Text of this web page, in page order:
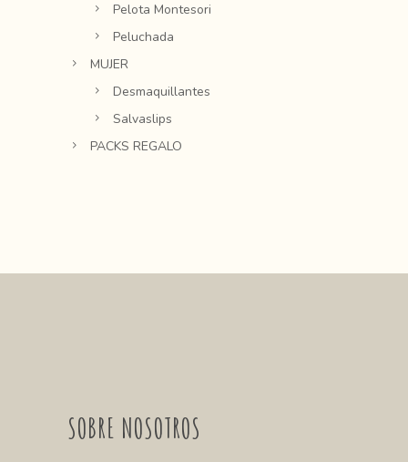
Pelota Montesori
Peluchada
MUJER
Desmaquillantes
Salvaslips
PACKS REGALO
SOBRE NOSOTROS